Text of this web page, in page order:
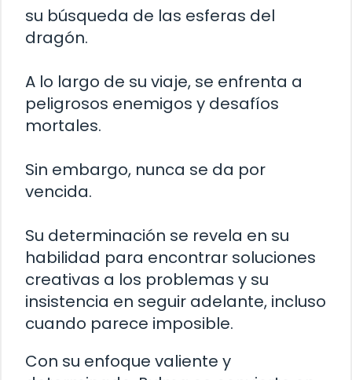
su búsqueda de las esferas del
dragón.
A lo largo de su viaje, se enfrenta a
peligrosos enemigos y desafíos
mortales.
Sin embargo, nunca se da por
vencida.
Su determinación se revela en su
habilidad para encontrar soluciones
creativas a los problemas y su
insistencia en seguir adelante, incluso
cuando parece imposible.
Con su enfoque valiente y